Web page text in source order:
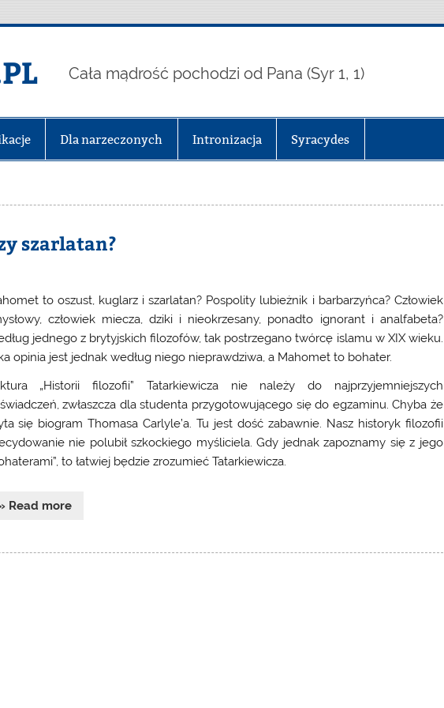
Cała mądrość pochodzi od Pana (Syr 1, 1)
Dla narzeczonych Intronizacja Syracydes
szarlatan?
to oszust, kuglarz i szarlatan? Pospolity lubieżnik i barbarzyńca? Człowiek
człowiek miecza, dziki i nieokrzesany, ponadto ignorant i analfabeta?
jednego z brytyjskich filozofów, tak postrzegano twórcę islamu w XIX wieku.
opinia jest jednak według niego nieprawdziwa, a Mahomet to bohater.
„Historii filozofii” Tatarkiewicza nie należy do najprzyjemniejszych
zwłaszcza dla studenta przygotowującego się do egzaminu. Chyba że
się biogram Thomasa Carlyle’a. Tu jest dość zabawnie. Nasz historyk filozofii
nie polubił szkockiego myśliciela. Gdy jednak zapoznamy się z jego
to łatwiej będzie zrozumieć Tatarkiewicza.
Read more